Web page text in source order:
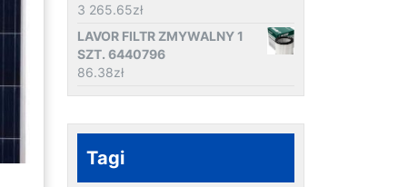
3 265.65zł
LAVOR FILTR ZMYWALNY 1
SZT. 6440796
86.38zł
Tagi